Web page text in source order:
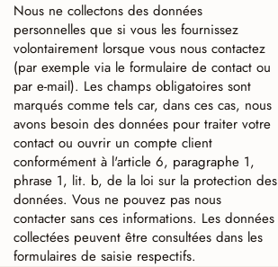
Nous ne collectons des données
personnelles que si vous les fournissez
volontairement lorsque vous nous contactez
(par exemple via le formulaire de contact ou
par e-mail). Les champs obligatoires sont
marqués comme tels car, dans ces cas, nous
avons besoin des données pour traiter votre
contact ou ouvrir un compte client
conformément à l'article 6, paragraphe 1,
phrase 1, lit. b, de la loi sur la protection des
données. Vous ne pouvez pas nous
contacter sans ces informations. Les données
collectées peuvent être consultées dans les
formulaires de saisie respectifs.